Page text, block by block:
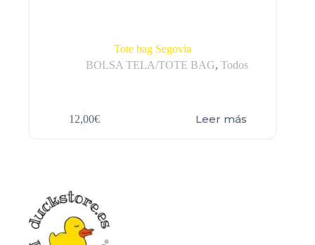
Tote bag Segovia
BOLSA TELA/TOTE BAG, Todos
12,00€ Leer más